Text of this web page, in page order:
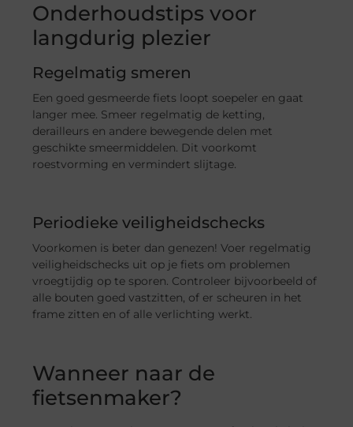
Onderhoudstips voor
langdurig plezier
Regelmatig smeren
Een goed gesmeerde fiets loopt soepeler en gaat
langer mee. Smeer regelmatig de ketting,
derailleurs en andere bewegende delen met
geschikte smeermiddelen. Dit voorkomt
roestvorming en vermindert slijtage.
Periodieke veiligheidschecks
Voorkomen is beter dan genezen! Voer regelmatig
veiligheidschecks uit op je fiets om problemen
vroegtijdig op te sporen. Controleer bijvoorbeeld of
alle bouten goed vastzitten, of er scheuren in het
frame zitten en of alle verlichting werkt.
Wanneer naar de
fietsenmaker?